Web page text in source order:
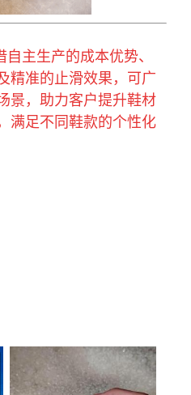
主生产的成本优势、
精准的止滑效果，可广
景，助力客户提升鞋材
满足不同鞋款的个性化